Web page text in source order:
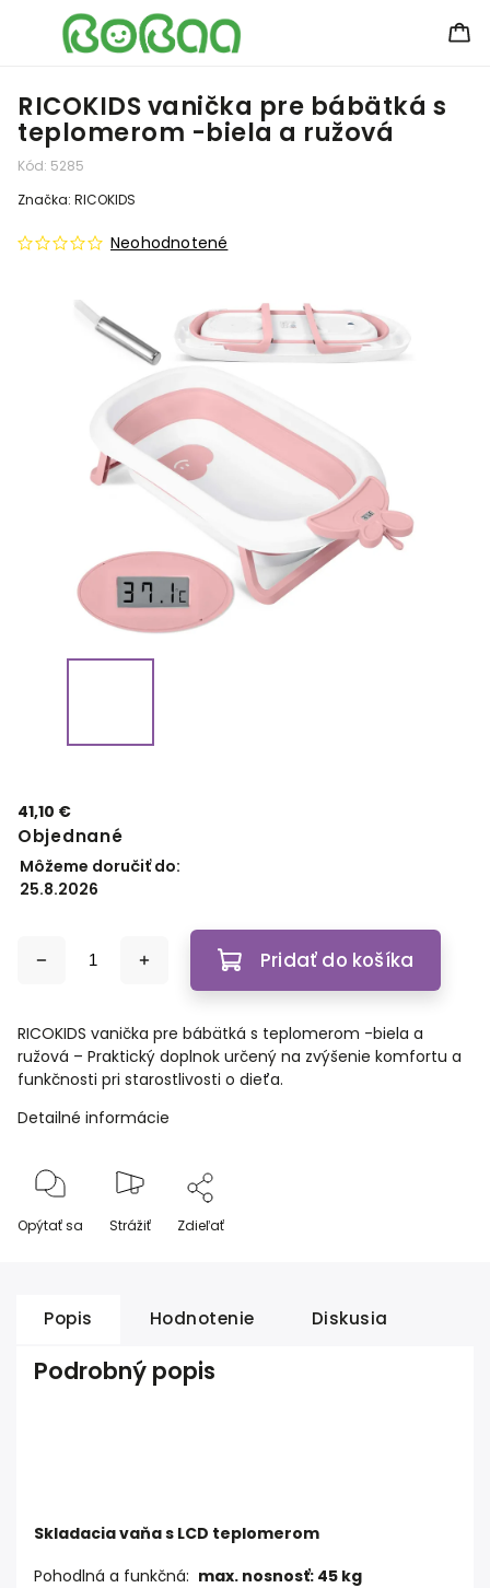
RICOKIDS vanička pre bábätká s
teplomerom -biela a ružová
Kód: 5285
Neohodnotené
Značka: RICOKIDS
41,10 €
Objednané
Môžeme doručiť do:
25.8.2026
Pridať do košíka
RICOKIDS vanička pre bábätká s teplomerom -biela a
ružová – Praktický doplnok určený na zvýšenie komfortu a
funkčnosti pri starostlivosti o dieťa.
Detailné informácie
Opýtať sa Strážiť Zdieľať
Popis Hodnotenie Diskusia
Podrobný popis
Skladacia vaňa s LCD teplomerom
Pohodlná a funkčná: max. nosnosť: 45 kg